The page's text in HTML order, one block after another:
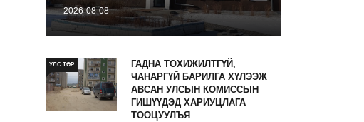
2026-08-08
УЛС ТӨР
ГАДНА ТОХИЖИЛТГҮЙ,
ЧАНАРГҮЙ БАРИЛГА ХҮЛЭЭЖ
АВСАН УЛСЫН КОМИССЫН
ГИШҮҮДЭД ХАРИУЦЛАГА
ТООЦУУЛЪЯ